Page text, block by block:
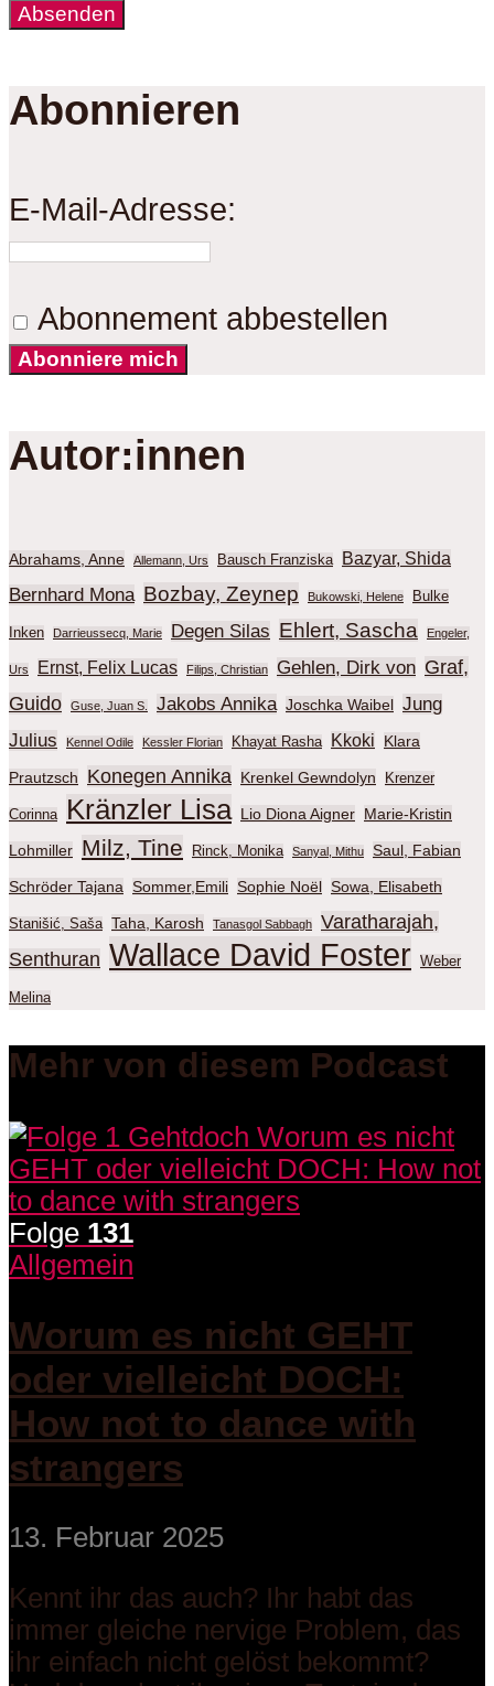
Abonnieren
E-Mail-Adresse:
Abonnement abbestellen
Abonniere mich
Autor:innen
Abrahams, Anne Allemann, Urs Bausch Franziska Bazyar, Shida
Bernhard Mona Bozbay, Zeynep Bukowski, Helene Bulke
Inken Darrieussecq, Marie Degen Silas Ehlert, Sascha Engeler,
Urs Ernst, Felix Lucas Filips, Christian Gehlen, Dirk von Graf,
Guido
Guse, Juan S. Jakobs Annika Joschka Waibel Jung
Julius
Kennel Odile Kessler Florian Khayat Rasha Kkoki Klara
Prautzsch Konegen Annika Krenkel Gewndolyn Krenzer
Corinna Kränzler Lisa Lio Diona Aigner Marie-Kristin
Lohmiller Milz, Tine Rinck, Monika Sanyal, Mithu Saul, Fabian
Schröder Tajana Sommer,Emili Sophie Noël Sowa, Elisabeth
Stanišić, Saša Taha, Karosh Tanasgol Sabbagh
Varatharajah,
Senthuran Wallace David Foster Weber
Melina
Mehr von diesem Podcast
Folge 131
Allgemein
Worum es nicht GEHT
oder vielleicht DOCH:
How not to dance with
strangers
13. Februar 2025
Kennt ihr das auch? Ihr habt das
immer gleiche nervige Problem, das
ihr einfach nicht gelöst bekommt?